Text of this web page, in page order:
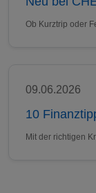
Ob Kurztrip oder
09.06.2026
10
Mit der richtigen